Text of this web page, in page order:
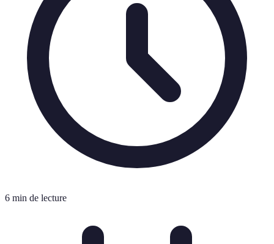
6 min de lecture